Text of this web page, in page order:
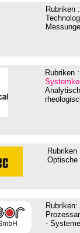
Rubriken
Rubriken :
Optische
Rubriken:
-